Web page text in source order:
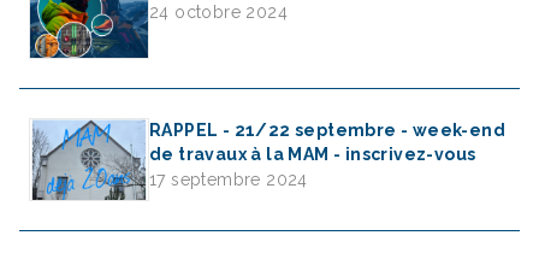
24 octobre 2024
RAPPEL - 21/22 septembre - week-end
de travaux à la MAM - inscrivez-vous
17 septembre 2024